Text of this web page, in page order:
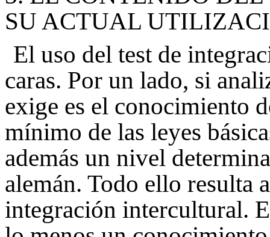
SU ACTUAL
El uso del test de
caras. Por un lado, si
exige es el conocimiento
mínimo de las leyes
además un nivel
alemán. Todo ello resulta
integración intercultural.